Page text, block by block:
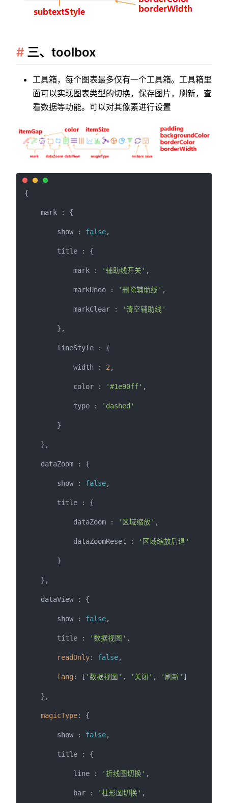
三、toolbox
工具箱，每个图表最多仅有一个工具箱。工具箱里
面可以实现图表类型的切换，保存图片，刷新，查
看数据等功能。可以对其像素进行设置
{
    mark : {
        show :
false,
        title : {
            mark :
'辅助线开关' ,
            markUndo :
'删除辅助线' ,
            markClear :
'清空辅助线'
        },
        lineStyle : {
            width :
2 ,
            color :
'#1e90ff' ,
            type :
'dashed'
        }
    },
    dataZoom : {
        show :
false,
        title : {
            dataZoom :
'区域缩放' ,
            dataZoomReset :
'区域缩放后退'
        }
    },
    dataView : {
        show :
false,
        title :
'数据视图' ,
readOnly: false,
lang : [ '数据视图' , '关闭' , '刷新' ]
    },
magicType: {
        show :
false,
        title : {
            line :
'折线图切换' ,
            bar :
'柱形图切换' ,